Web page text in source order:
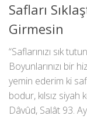
Safları
Girmesin
“Saflarınızı sık
Boyunlarınızı bir
yemin ederim ki
bodur, kılsız
Dâvûd, Salât 93.